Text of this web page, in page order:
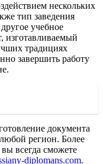
нескольких
тип заведения
учебное
изготавливаемый
традициях
завершить работу
документа
регион. Более
всегда сможете
diplomans.com.